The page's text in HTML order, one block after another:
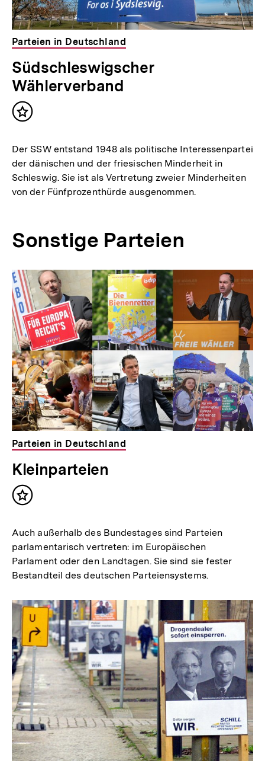
Parteien in Deutschland
Südschleswigscher
Wählerverband
Inhalt
Der SSW entstand 1948 als politische Interessenpartei
der dänischen und der friesischen Minderheit in
Schleswig. Sie ist als Vertretung zweier Minderheiten
von der Fünfprozenthürde ausgenommen.
Sonstige Parteien
Parteien in Deutschland
Kleinparteien
Inhalt
Auch außerhalb des Bundestages sind Parteien
parlamentarisch vertreten: im Europäischen
Parlament oder den Landtagen. Sie sind sie fester
Bestandteil des deutschen Parteiensystems.